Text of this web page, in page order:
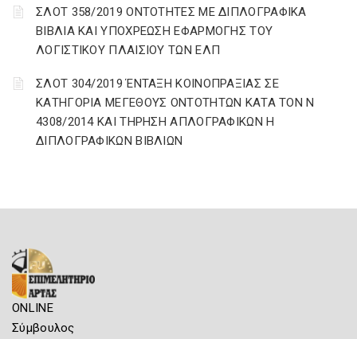
ΣΛΟΤ 358/2019 ΟΝΤΟΤΗΤΕΣ ΜΕ ΔΙΠΛΟΓΡΑΦΙΚΑ
ΒΙΒΛΙΑ ΚΑΙ ΥΠΟΧΡΕΩΣΗ ΕΦΑΡΜΟΓΗΣ ΤΟΥ
ΛΟΓΙΣΤΙΚΟΥ ΠΛΑΙΣΙΟΥ ΤΩΝ ΕΛΠ
ΣΛΟΤ 304/2019 ΈΝΤΑΞΗ ΚΟΙΝΟΠΡΑΞΙΑΣ ΣΕ
ΚΑΤΗΓΟΡΙΑ ΜΕΓΕΘΟΥΣ ΟΝΤΟΤΗΤΩΝ ΚΑΤΑ ΤΟΝ Ν
4308/2014 ΚΑΙ ΤΗΡΗΣΗ ΑΠΛΟΓΡΑΦΙΚΩΝ Η
ΔΙΠΛΟΓΡΑΦΙΚΩΝ ΒΙΒΛΙΩΝ
ONLINE
Σύμβουλος